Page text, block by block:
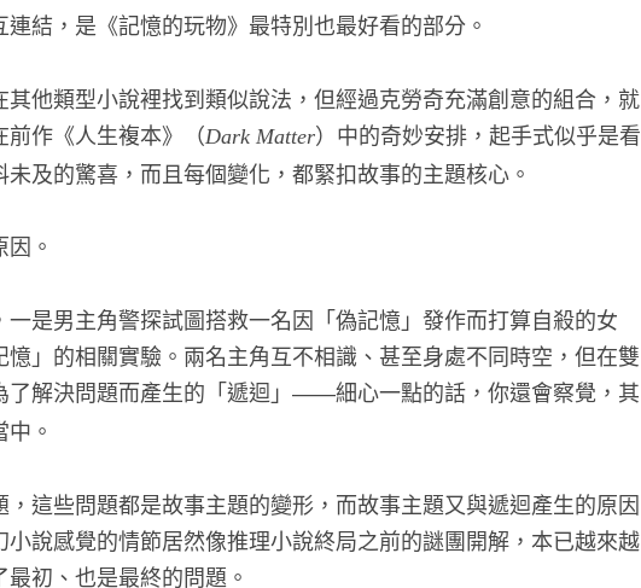
結，是《記憶的玩物》最特別也最好看的部分。
他類型小說裡找到類似說法，但經過克勞奇充滿創意的組合，就
作《人生複本》（Dark Matter）中的奇妙安排，起手式似乎是看
及的驚喜，而且每個變化，都緊扣故事的主題核心。
。
一是男主角警探試圖搭救一名因「偽記憶」發作而打算自殺的女
」的相關實驗。兩名主角互不相識、甚至身處不同時空，但在雙
解決問題而產生的「遞迴」 ——細心一點的話，你還會察覺，其
。
這些問題都是故事主題的變形，而故事主題又與遞迴產生的原因
說感覺的情節居然像推理小說終局之前的謎團開解，本已越來越
初、也是最終的問題。